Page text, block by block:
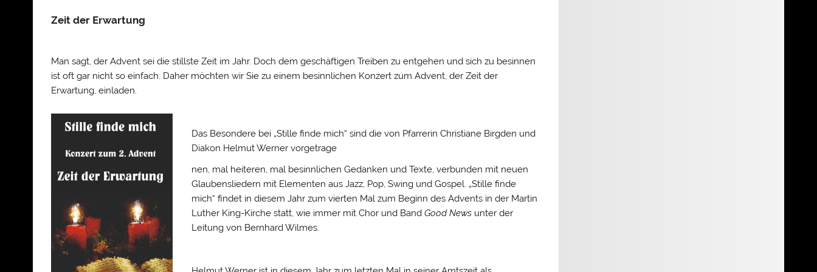
Zeit der Erwartung
Man sagt, der Advent sei die stillste Zeit im Jahr. Doch dem geschäftigen Treiben zu entgehen und sich zu besinnen
ist oft gar nicht so einfach. Daher möchten wir Sie zu einem besinnlichen Konzert zum Advent, der Zeit der
Erwartung, einladen.
Das Besondere bei „Stille finde mich“ sind die von Pfarrerin Christiane Birgden und
Diakon Helmut Werner vorgetrage
nen, mal heiteren, mal besinnlichen Gedanken und Texte, verbunden mit neuen
Glaubensliedern mit Elementen aus Jazz, Pop, Swing und Gospel. „Stille finde
mich“ findet in diesem Jahr zum vierten Mal zum Beginn des Advents in der Martin
Luther King-Kirche statt, wie immer mit Chor und Band Good Newsunter der
Leitung von Bernhard Wilmes.